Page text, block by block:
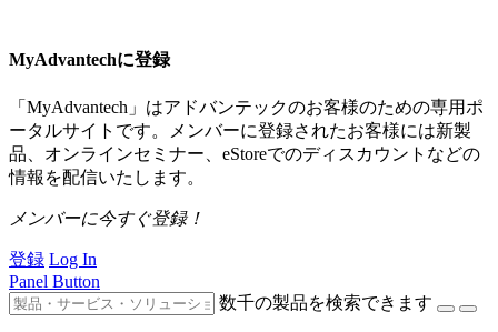
MyAdvantechに登録
「MyAdvantech」はアドバンテックのお客様のための専用ポ
ータルサイトです。メンバーに登録されたお客様には新製
品、オンラインセミナー、eStoreでのディスカウントなどの
情報を配信いたします。
メンバーに今すぐ登録！
登録 Log In
Panel Button
数千の製品を検索できます